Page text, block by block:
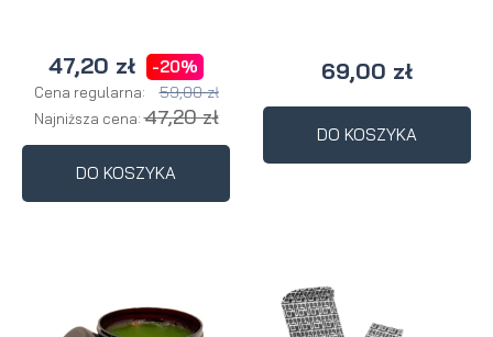
47,20 zł -20%
Cena regularna: 59,00 zł
Najniższa cena:47,20 zł
DO KOSZYKA
69,00 zł
DO KOSZYKA